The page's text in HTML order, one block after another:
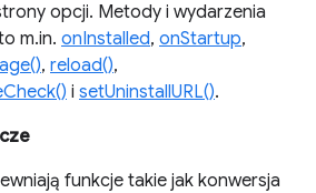
opcji. Metody i wydarzenia
m.in. onInstalled, onStartup,
, reload(),
i setUninstallURL().
funkcje takie jak konwersja